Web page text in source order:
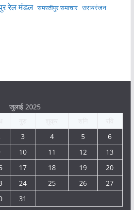
रेल मंडल समस्तीपुर समाचार सरायरंजन
जुलाई 2025
3 4 5
6
10 11 12
13
17 18 19
20
24 25 26
27
31